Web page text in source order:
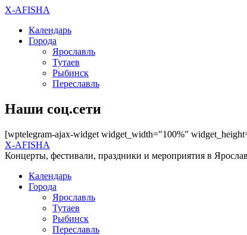
X-AFISHA
Календарь
Города
Ярославль
Тутаев
Рыбинск
Переславль
Наши соц.сети
[wptelegram-ajax-widget widget_width="100%"
X-AFISHA
Концерты, фестивали, праздники и мероприятия в
Календарь
Города
Ярославль
Тутаев
Рыбинск
Переславль